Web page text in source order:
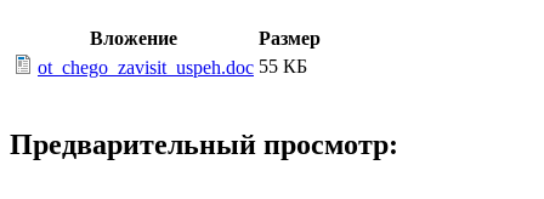
Вложение
Размер
ot_chego_zavisit_uspeh.doc 55 КБ
Предварительный просмотр: